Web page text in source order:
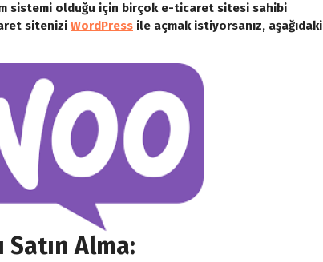
sistemi olduğu için birçok e-ticaret sitesi sahibi
sitenizi WordPress ile açmak istiyorsanız, aşağıdaki
Alma: